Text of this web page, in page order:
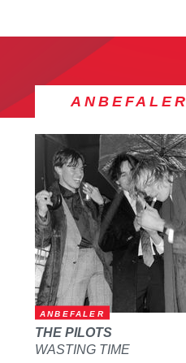
ANBEFALER
ANBEFALER
THE PILOTS
WASTING TIME